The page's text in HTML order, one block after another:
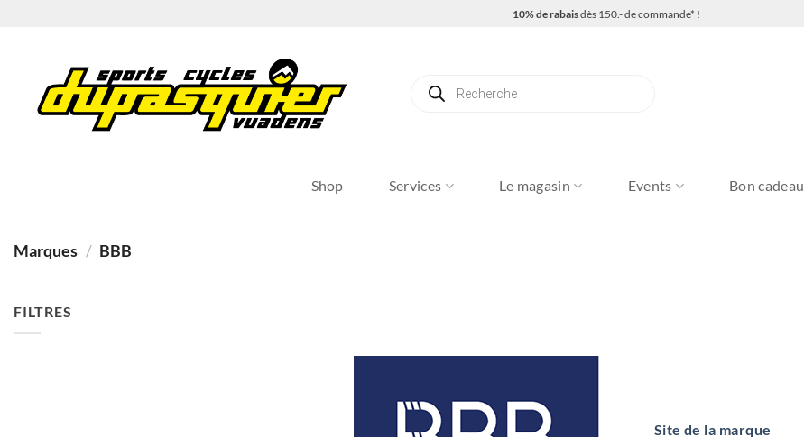
10% de rabaisdès 150.- de commande* !
produits
Shop Services Le magasin Events Bon cadeau
Marques / BBB
FILTRES
Site de la marque